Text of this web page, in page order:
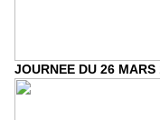
JOURNEE DU 26 MARS